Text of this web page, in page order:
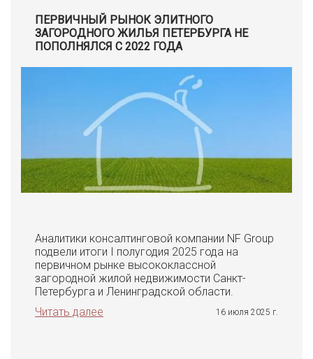
ПЕРВИЧНЫЙ РЫНОК ЭЛИТНОГО
ЗАГОРОДНОГО ЖИЛЬЯ ПЕТЕРБУРГА НЕ
ПОПОЛНЯЛСЯ С 2022 ГОДА
Аналитики консалтинговой компании NF Group
подвели итоги I полугодия 2025 года на
первичном рынке высококлассной
загородной жилой недвижимости Санкт-
Петербурга и Ленинградской области.
Читать далее
16 июля 2025 г.